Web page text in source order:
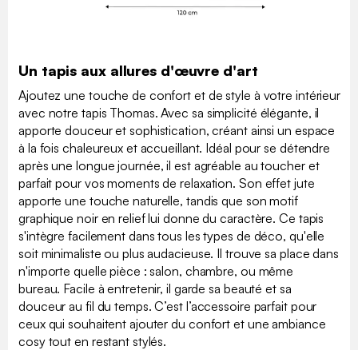
Un tapis aux allures d'œuvre d'art
Ajoutez une touche de confort et de style à votre intérieur
avec notre tapis Thomas. Avec sa simplicité élégante, il
apporte douceur et sophistication, créant ainsi un espace
à la fois chaleureux et accueillant. Idéal pour se détendre
après une longue journée, il est agréable au toucher et
parfait pour vos moments de relaxation. Son effet jute
apporte une touche naturelle, tandis que son motif
graphique noir en relief lui donne du caractère. Ce tapis
s'intègre facilement dans tous les types de déco, qu'elle
soit minimaliste ou plus audacieuse. Il trouve sa place dans
n'importe quelle pièce : salon, chambre, ou même
bureau. Facile à entretenir, il garde sa beauté et sa
douceur au fil du temps. C’est l’accessoire parfait pour
ceux qui souhaitent ajouter du confort et une ambiance
cosy tout en restant stylés.